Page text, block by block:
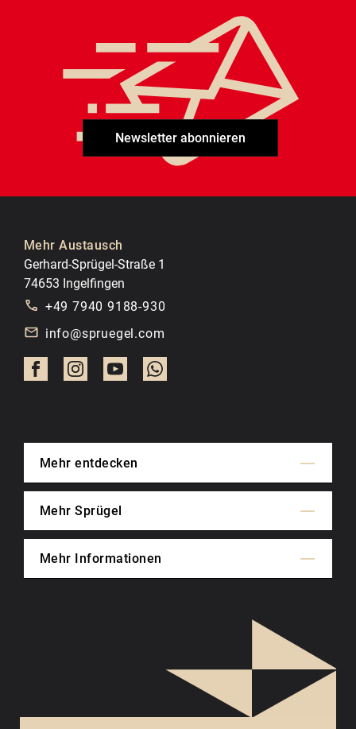
Newsletter abonnieren
Mehr Austausch
Gerhard-Sprügel-Straße 1
74653 Ingelfingen
+49 7940 9188-930
info@spruegel.com
Mehr entdecken
Mehr Sprügel
Mehr Informationen